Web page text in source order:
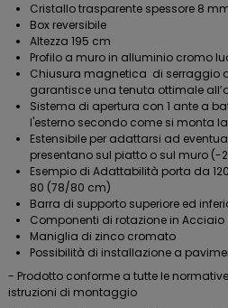
Cristallo trasparente spessore 8
Box reversibile
Altezza 195 cm
Profilo a muro in alluminio cromo
Chiusura magnetica di serraggio
garantisce una tenuta ottimale
Sistema di apertura con 1 ante a
l'esterno secondo come si monta
Estensibile per adattarsi ad
presentano sul piatto o sul muro (-
Esempio di Adattabilità porta da
80 (78/80 cm)
Barra di supporto superiore ed
Componenti di rotazione in Acciaio
Maniglia di zinco cromato
Possibilità di installazione a
- Prodotto conforme a tutte le
istruzioni di montaggio